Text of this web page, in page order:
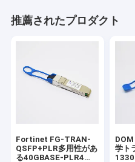
推薦されたプロダクト
Fortinet FG-TRAN-
QSFP+PLR多用性があ
る40GBASE-PLR4
学ト